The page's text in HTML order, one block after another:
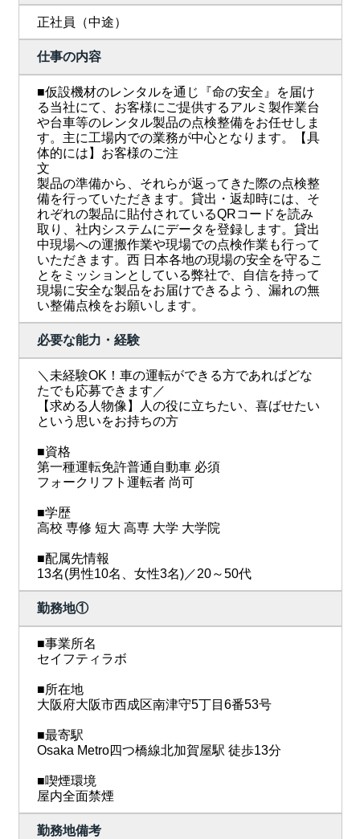
正社員（中途）
仕事の内容
■仮設機材のレンタルを通じ『命の安全』を届け
る当社にて、お客様にご提供するアルミ製作業台
や台車等のレンタル製品の点検整備をお任せしま
す。主に工場内での業務が中心となります。【具
体的には】お客様のご注
文
製品の準備から、それらが返ってきた際の点検整
備を行っていただきます。貸出・返却時には、そ
れぞれの製品に貼付されているQRコードを読み
取り、社内システムにデータを登録します。貸出
中現場への運搬作業や現場での点検作業も行って
いただきます。西 日本各地の現場の安全を守るこ
とをミッションとしている弊社で、自信を持って
現場に安全な製品をお届けできるよう、漏れの無
い整備点検をお願いします。
必要な能力・経験
＼未経験OK！車の運転ができる方であればどな
たでも応募できます／
【求める人物像】人の役に立ちたい、喜ばせたい
という思いをお持ちの方
■資格
第一種運転免許普通自動車 必須
フォークリフト運転者 尚可
■学歴
高校 専修 短大 高専 大学 大学院
■配属先情報
13名(男性10名、女性3名)／20～50代
勤務地①
■事業所名
セイフティラボ
■所在地
大阪府大阪市西成区南津守5丁目6番53号
■最寄駅
Osaka Metro四つ橋線北加賀屋駅 徒歩13分
■喫煙環境
屋内全面禁煙
勤務地備考